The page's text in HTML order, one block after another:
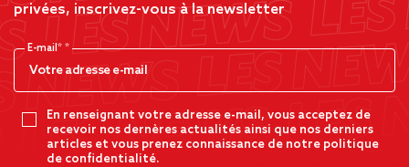
privées, inscrivez-vous à la newsletter
E-mail*
En renseignant votre adresse e-mail, vous acceptez de
recevoir nos dernères actualités ainsi que nos derniers
articles et vous prenez connaissance de notre politique
de confidentialité.